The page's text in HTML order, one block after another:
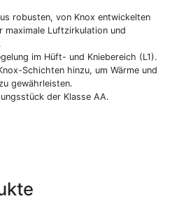
robusten, von Knox entwickelten
maximale Luftzirkulation und
im Hüft- und Kniebereich (L1).
Schichten hinzu, um Wärme und
gewährleisten.
der Klasse AA.